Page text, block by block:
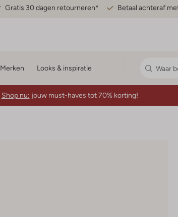
Gratis 30 dagen retourneren* Betaal achteraf
Merken Looks & inspiratie
Shop nu: jouw must-haves tot 70% korting!